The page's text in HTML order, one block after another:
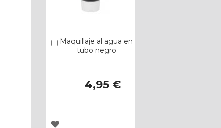
Maquillaje al agua en
tubo negro
4,95 €
Añadir
AGREGAR